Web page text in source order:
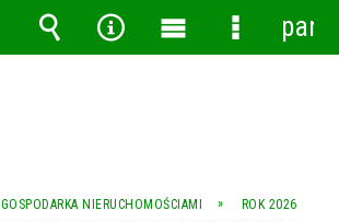
GOSPODARKA NIERUCHOMOŚCIAMI
ROK 2026
Wyszukiwarka
Narzędzia
MenuMenu